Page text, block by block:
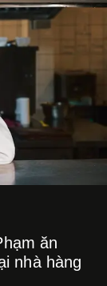
ăn
nhà hàng